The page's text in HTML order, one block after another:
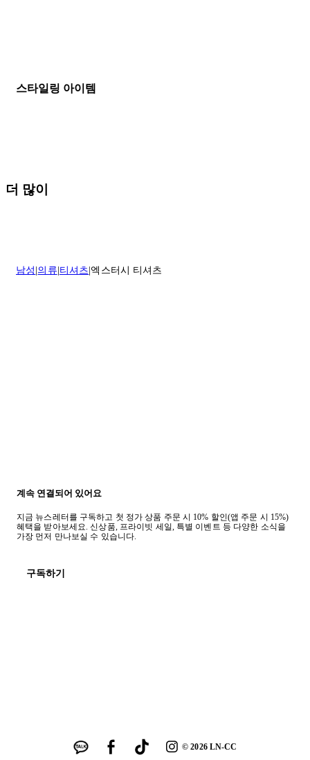
세일 기간에는 배송이 다소 지연될 수 있습니다. 궁금하신 점이 있거
나 도움이 필요하신 경우 고객센터로 문의해 주세요.
스타일링 아이템
더 많이
남성 의류 티셔츠 엑스터시 티셔츠
계속 연결되어 있어요
지금 뉴스레터를 구독하고 첫 정가 상품 주문 시 10% 할인(앱 주문 시 15%)
혜택을 받아보세요. 신상품, 프라이빗 세일, 특별 이벤트 등 다양한 소식을
가장 먼저 만나보실 수 있습니다.
구독하기
©2026LN-CC